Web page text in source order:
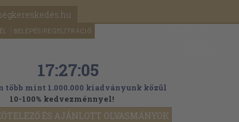
BELÉPÉS/REGISZTRÁCIÓ
ÉS AJÁNLOTT OLVASMÁNYOK
17:27:03
több mint 1.000.000 kiadványunk közül
10-100% kedvezménnyel!